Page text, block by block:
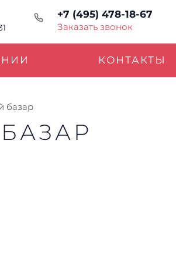
+7 (495) 478-18-67
Заказать звонок
КОНТАКТЫ
базар